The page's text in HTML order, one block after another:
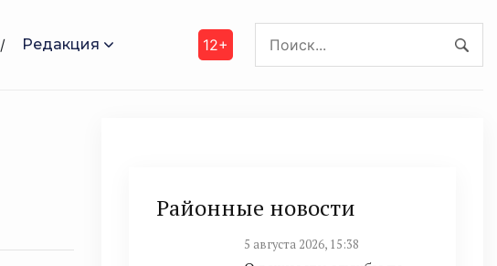
Редакция 12+
Районные новости
5 августа 2026, 15:38